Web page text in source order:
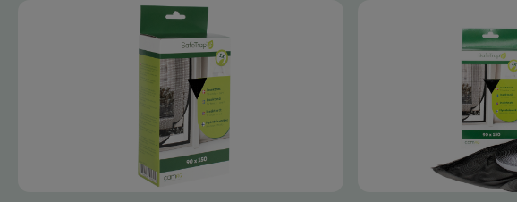
Spring over billedgalleri